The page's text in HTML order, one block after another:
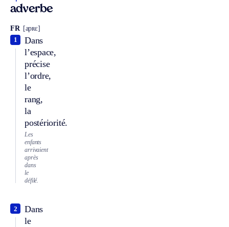
adverbe
FR [apʀɛ]
Dans
l’espace,
précise
l’ordre,
le
rang,
la
postériorité.
1
Les
enfants
arrivaient
après
dans
le
défilé.
Dans
le
2